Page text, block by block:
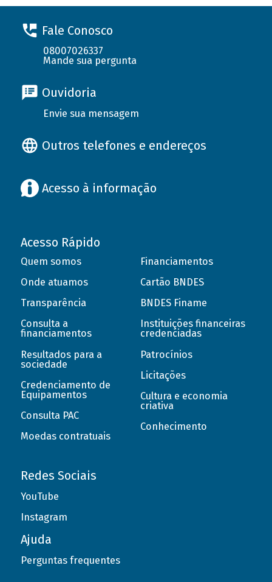
Fale Conosco
08007026337
Mande sua pergunta
Ouvidoria
Envie sua mensagem
Outros telefones e endereços
Acesso à informação
Acesso Rápido
Quem somos
Onde atuamos
Transparência
Consulta a
financiamentos
Resultados para a
sociedade
Credenciamento de
Equipamentos
Consulta PAC
Moedas contratuais
Financiamentos
Cartão BNDES
BNDES Finame
Instituições financeiras
credenciadas
Patrocínios
Licitações
Cultura e economia
criativa
Conhecimento
Redes Sociais
YouTube
Instagram
Ajuda
Perguntas frequentes